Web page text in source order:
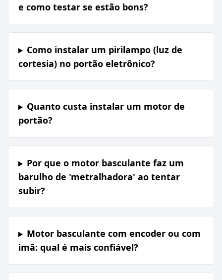
e como testar se estão bons?
Como instalar um pirilampo (luz de
cortesia) no portão eletrônico?
Quanto custa instalar um motor de
portão?
Por que o motor basculante faz um
barulho de 'metralhadora' ao tentar
subir?
Motor basculante com encoder ou com
imã: qual é mais confiável?